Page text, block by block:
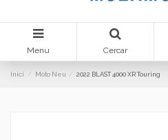
Menu Cercar
Inici Moto Neu 2022 BLAST 4000 XR Touring